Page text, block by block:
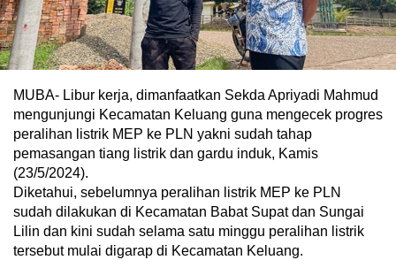
MUBA- Libur kerja, dimanfaatkan Sekda Apriyadi Mahmud
mengunjungi Kecamatan Keluang guna mengecek progres
peralihan listrik MEP ke PLN yakni sudah tahap
pemasangan tiang listrik dan gardu induk, Kamis
(23/5/2024).
Diketahui, sebelumnya peralihan listrik MEP ke PLN
sudah dilakukan di Kecamatan Babat Supat dan Sungai
Lilin dan kini sudah selama satu minggu peralihan listrik
tersebut mulai digarap di Kecamatan Keluang.